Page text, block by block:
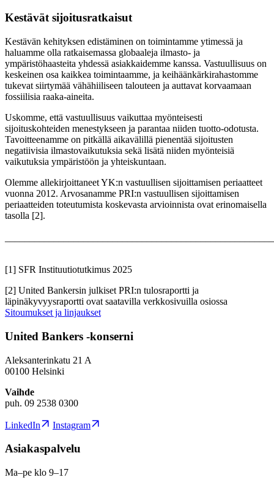
Kestävät sijoitusratkaisut
Kestävän kehityksen edistäminen on toimintamme ytimessä ja
haluamme olla ratkaisemassa globaaleja ilmasto- ja
ympäristöhaasteita yhdessä asiakkaidemme kanssa. Vastuullisuus on
keskeinen osa kaikkea toimintaamme, ja keihäänkärkirahastomme
tukevat siirtymää vähähiiliseen talouteen ja auttavat korvaamaan
fossiilisia raaka-aineita.
Uskomme, että vastuullisuus vaikuttaa myönteisesti
sijoituskohteiden menestykseen ja parantaa niiden tuotto-odotusta.
Tavoitteenamme on pitkällä aikavälillä pienentää sijoitusten
negatiivisia ilmastovaikutuksia sekä lisätä niiden myönteisiä
vaikutuksia ympäristöön ja yhteiskuntaan.
Olemme allekirjoittaneet YK:n vastuullisen sijoittamisen periaatteet
vuonna 2012. Arvosanamme PRI:n vastuullisen sijoittamisen
periaatteiden toteutumista koskevasta arvioinnista ovat erinomaisella
tasolla [2].
[1] SFR Instituutiotutkimus 2025
[2] United Bankersin julkiset PRI:n tulosraportti ja
läpinäkyvyysraportti ovat saatavilla verkkosivuilla osiossa
Sitoumukset ja linjaukset
United Bankers -konserni
Aleksanterinkatu 21 A
00100 Helsinki
Vaihde
puh. 09 2538 0300
LinkedIn Instagram
Asiakaspalvelu
Ma–pe klo 9–17